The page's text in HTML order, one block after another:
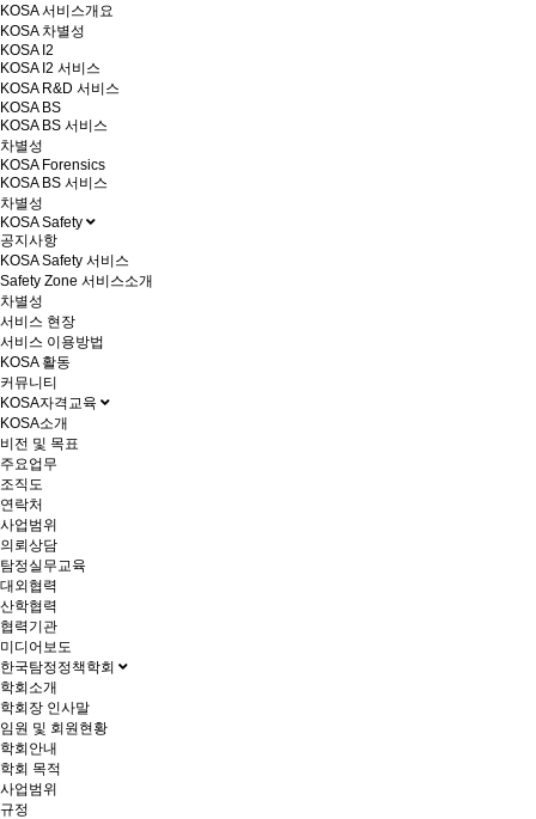
KOSA 서비스개요
KOSA 차별성
KOSA I2
KOSA I2 서비스
KOSA R&D 서비스
KOSA BS
KOSA BS 서비스
차별성
KOSA Forensics
KOSA BS 서비스
차별성
KOSA Safety
공지사항
KOSA Safety 서비스
Safety Zone 서비스소개
차별성
서비스 현장
서비스 이용방법
KOSA 활동
커뮤니티
KOSA자격교육
KOSA소개
비전 및 목표
주요업무
조직도
연락처
사업범위
의뢰상담
탐정실무교육
대외협력
산학협력
협력기관
미디어보도
한국탐정정책학회
학회소개
학회장 인사말
임원 및 회원현황
학회안내
학회 목적
사업범위
규정